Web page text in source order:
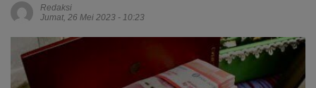
Redaksi
Jumat, 26 Mei 2023 - 10:23